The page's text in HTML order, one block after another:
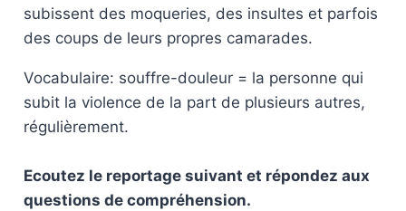
subissent des moqueries, des insultes et parfois
des coups de leurs propres camarades.
Vocabulaire: souffre-douleur = la personne qui
subit la violence de la part de plusieurs autres,
régulièrement.
Ecoutez le reportage suivant et répondez aux
questions de compréhension.